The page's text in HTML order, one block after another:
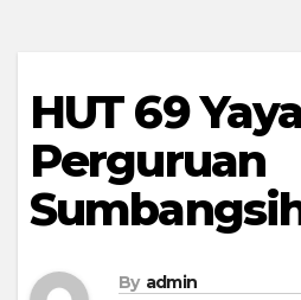
HUT 69
Perguruan
By admin